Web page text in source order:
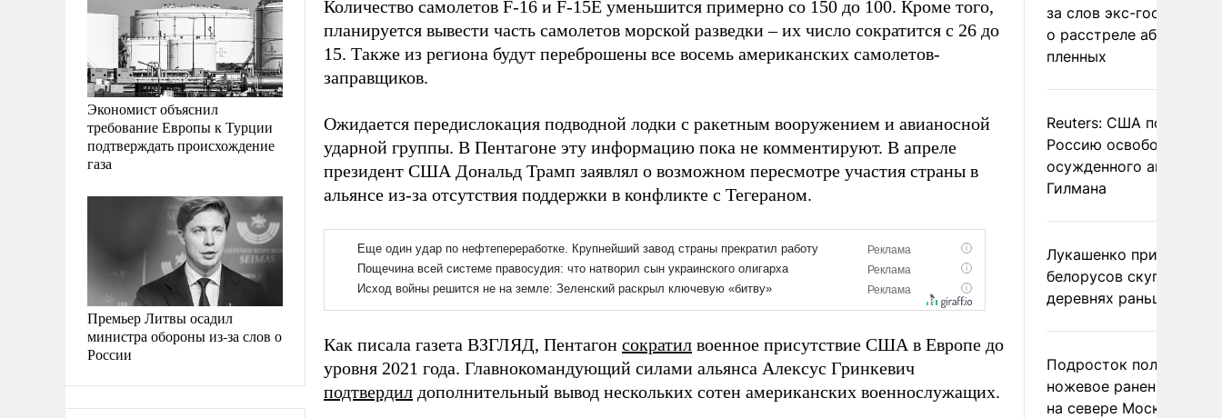
Экономист объяснил
требование Европы к Турции
подтверждать происхождение
газа
Премьер Литвы осадил
министра обороны из-за слов о
России
Количество самолетов F-16 и F-15E уменьшится примерно со 150 до 100. Кроме того,
планируется вывести часть самолетов морской разведки – их число сократится с 26 до
15. Также из региона будут переброшены все восемь американских самолетов-
заправщиков.
Ожидается передислокация подводной лодки с ракетным вооружением и авианосной
ударной группы. В Пентагоне эту информацию пока не комментируют. В апреле
президент США Дональд Трамп заявлял о возможном пересмотре участия страны в
альянсе из-за отсутствия поддержки в конфликте с Тегераном.
Как писала газета ВЗГЛЯД, Пентагон сократил военное присутствие США в Европе до
уровня 2021 года. Главнокомандующий силами альянса Алексус Гринкевич
подтвердил дополнительный вывод нескольких сотен американских военнослужащих.
за слов экс-
о расстреле абхазских
пленных
Reuters: США
Россию освободить
осужденного
Гилмана
Лукашенко призвал
белорусов скупать
деревнях раньше
Подросток получил
ножевое ранение в
на севере Москвы